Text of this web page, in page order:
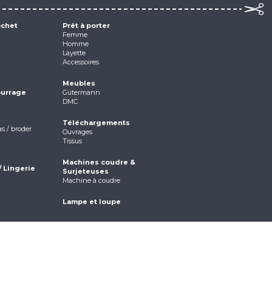
/ broder
Lingerie
Prêt à porter
Femme
Homme
Layette
Accessoires
Meubles
Gütermann
DMC
Téléchargements
Ouvrages
Tissus
Machines coudre &
Surjeteuses
Machine à coudre
Lampe et loupe